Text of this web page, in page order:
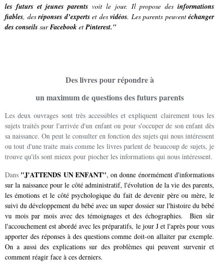
les futurs et jeunes parentsvoit le jour. Il propose desinformations
fiables , des réponses d’experts et des vidéos. Les parents peuvent échanger
des conseils surFacebook et Pinterest."
Des livres pour répondre à
un maximum de questions des futurs parents
Les deux ouvrages sont très accessibles et expliquent clairement tous les
sujets traités pour l'arrivée d'un enfant ou pour s'occuper de son enfant dès
sa naissance. On peut le consulter en fonction des sujets qui nous intéressent
ou tout d'une traite mais comme les livres parlent de beaucoup de sujets, je
trouve qu'ils sont mieux pour piocher les informations qui nous intéressent.
Dans "J'ATTENDS UN ENFANT", on donne énormément d'informations
sur la naissance pour le côté administratif, l'évolution de la vie des parents,
les émotions et le côté psychologique du fait de devenir père ou mère, le
suivi du développement du bébé avec un super dossier sur l'histoire du bébé
vu mois par mois avec des témoignages et des échographies. Bien sûr
l'accouchement est abordé avec les préparatifs, le jour J et l'après pour vous
apporter des réponses à des questions comme doit-on allaiter par exemple.
On a aussi des explications sur des problèmes qui peuvent survenir et
comment réagir face à ces derniers.